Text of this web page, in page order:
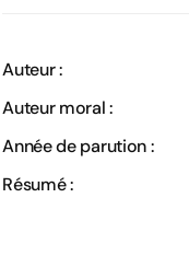
Auteur :
Auteur moral :
Année de parution :
Résumé :